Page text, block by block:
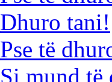
Dhuro tani!
Pse të
Si mund të